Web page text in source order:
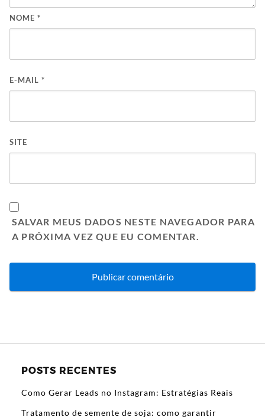
NOME *
E-MAIL *
SITE
SALVAR MEUS DADOS NESTE NAVEGADOR PARA
A PRÓXIMA VEZ QUE EU COMENTAR.
POSTS RECENTES
Como Gerar Leads no Instagram: Estratégias Reais
Tratamento de semente de soja: como garantir